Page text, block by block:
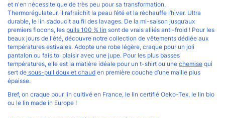
et n'en nécessite que de très peu pour sa transformation.
Thermorégulateur, il rafraîchit la peau l’été et la réchauffe l’hiver. Ultra
durable, le lin s’adoucit au fil des lavages. De la mi-saison jusqu’aux
premiers flocons, les pulls 100 % lin sont de vrais alliés anti-froid ! Pour les
beaux jours de l'été, découvre notre collection de vêtements dédiée aux
températures estivales. Adopte une robe légère, craque pour un joli
pantalon ou fais toi plaisir avec une jupe. Pour les plus basses
températures, elle est la matière idéale pour un t-shirt ou une chemise qui
sert de sous-pull doux et chaud en première couche d’une maille plus
épaisse.
Bref, on craque pour lin cultivé en France, le lin certifié Oeko-Tex, le lin bio
ou le lin made in Europe !